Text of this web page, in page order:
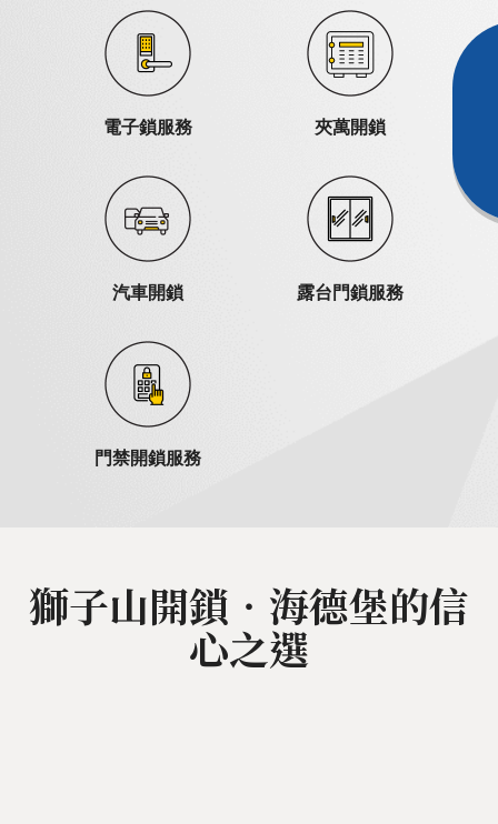
電子鎖服務 夾萬開鎖
汽車開鎖 露台門鎖服務
門禁開鎖服務
獅子山開鎖‧海德堡的信
心之選